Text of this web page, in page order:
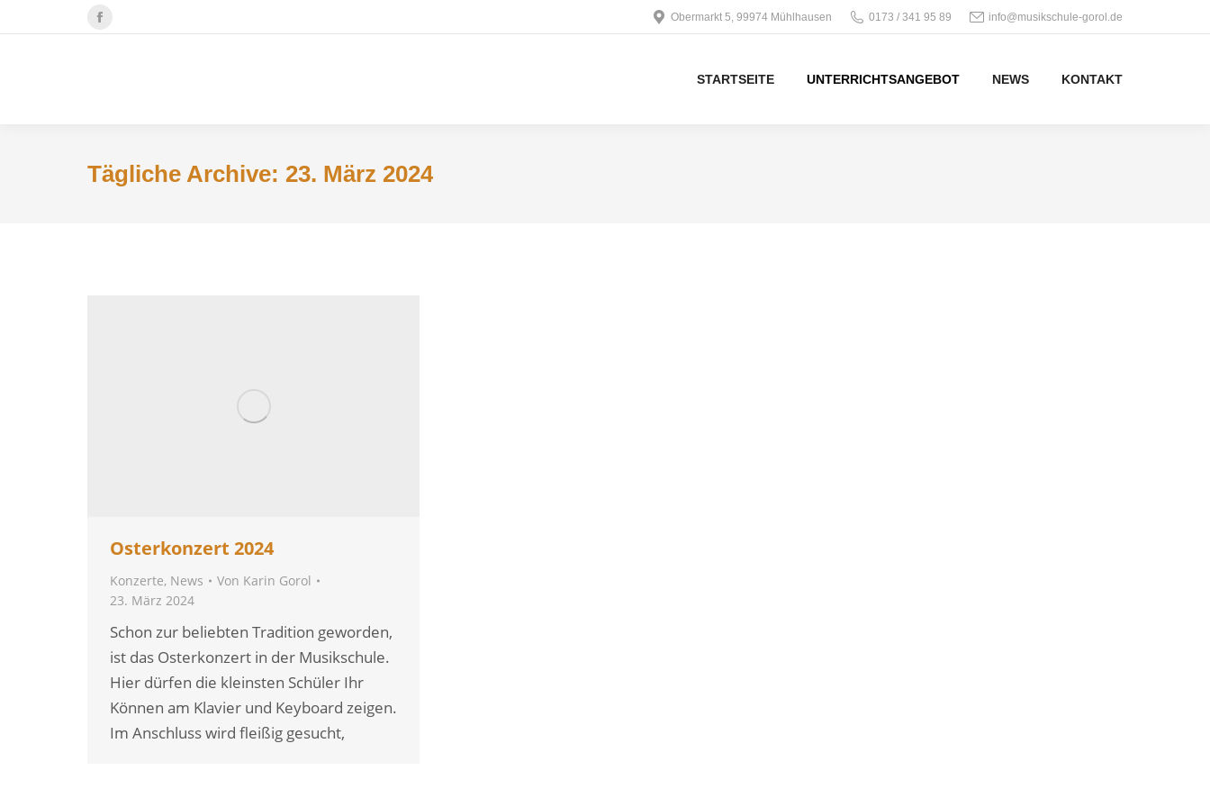
Facebook
Fenster
Obermarkt 5, 99974 Mühlhausen 0173 / 341 95 89 info@musikschule-gorol.de
STARTSEITE UNTERRICHTSANGEBOT NEWS KONTAKT
Tägliche Archive: 23. März 2024
Osterkonzert 2024
Konzerte, News Von Karin Gorol
23. März 2024
Schon zur beliebten Tradition geworden,
ist das Osterkonzert in der Musikschule.
Hier dürfen die kleinsten Schüler Ihr
Können am Klavier und Keyboard zeigen.
Im Anschluss wird fleißig gesucht,